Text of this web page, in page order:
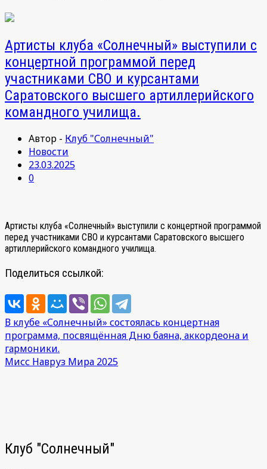
Артисты клуба «Солнечный» выступили с
концертной программой перед
участниками СВО и курсантами
Саратовского высшего артиллерийского
командного училища.
Автор - Клуб "Солнечный"
Новости
23.03.2025
0
Артисты клуба «Солнечный» выступили с концертной программой
перед участниками СВО и курсантами Саратовского высшего
артиллерийского командного училища.
Поделиться ссылкой:
Навигация
по
записям
В клубе «Солнечный» состоялась концертная
программа, посвящённая Дню баяна, аккордеона и
гармоники.
Мисс Навруз Мира 2025
Клуб "Солнечный"